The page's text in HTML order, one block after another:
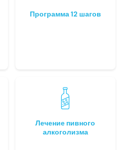
Программа 12 шагов
Лечение пивного
алкоголизма